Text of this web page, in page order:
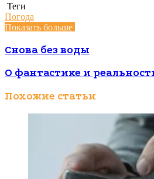
Теги
Погода
Показать больше
Снова без воды
О фантастике и
Похожие статьи